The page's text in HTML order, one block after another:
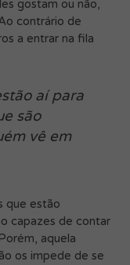
gostam ou não,
contrário de
a entrar na fila
aí para
são
vê em
que estão
capazes de contar
aquela
os impede de se